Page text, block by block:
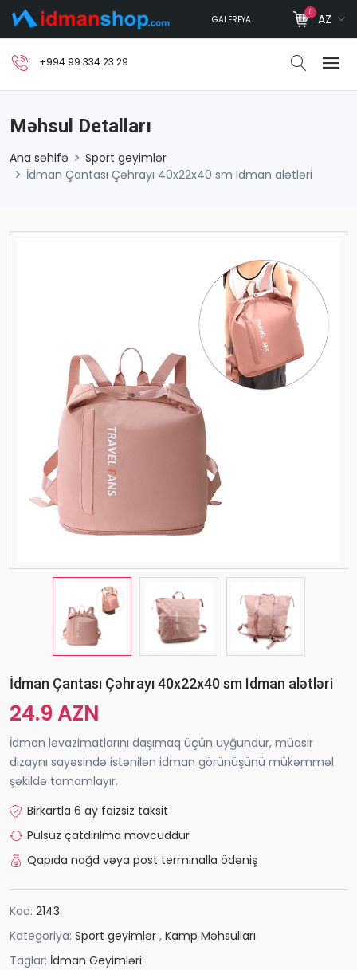
GALEREYA
0 AZ
+994 99 334 23 29
Məhsul Detalları
Ana səhifə
Sport geyimlər
İdman Çantası Çəhrayı 40x22x40 sm Idman alətləri
İdman Çantası Çəhrayı 40x22x40 sm Idman alətləri
24.9 AZN
İdman ləvazimatlarını daşımaq üçün uyğundur, müasir
dizaynı sayəsində istənilən idman görünüşünü mükəmməl
şəkildə tamamlayır.
Birkartla 6 ay faizsiz taksit
Pulsuz çatdırılma mövcuddur
Qapıda nağd vəya post terminalla ödəniş
Kod: 2143
Kategoriya: Sport geyimlər , Kamp Məhsulları
Taglar: İdman Geyimləri